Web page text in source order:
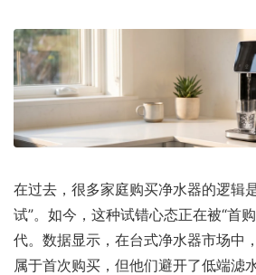
在过去，很多家庭购买净水器的逻辑
试”。如今，这种试错心态正在被“首
代。数据显示，在台式净水器市场中
属于首次购买，但他们避开了低端滤